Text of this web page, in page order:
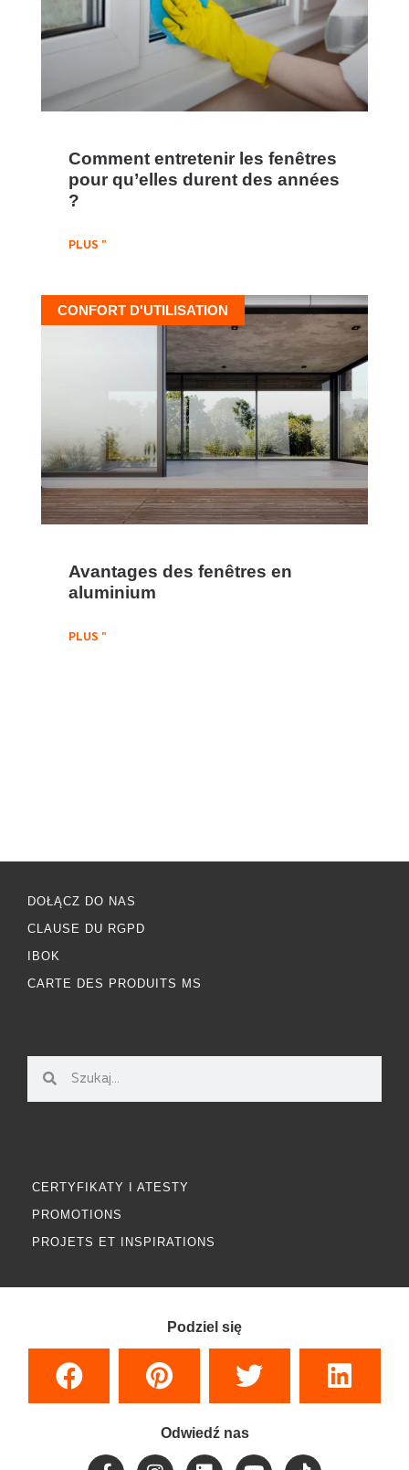
Comment entretenir les fenêtres
pour qu’elles durent des années
?
PLUS "
CONFORT D'UTILISATION
Avantages des fenêtres en
aluminium
PLUS "
DOŁĄCZ DO NAS
CLAUSE DU RGPD
IBOK
CARTE DES PRODUITS MS
CERTYFIKATY I ATESTY
PROMOTIONS
PROJETS ET INSPIRATIONS
Podziel się
Odwiedź nas